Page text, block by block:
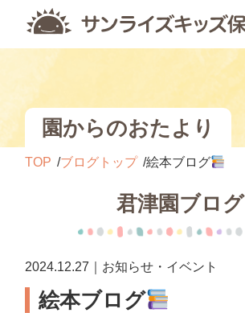
園からのおたより
TOP ブログトップ 絵本ブログ
君津園ブログ
2024.12.27｜お知らせ・イベント
絵本ブログ